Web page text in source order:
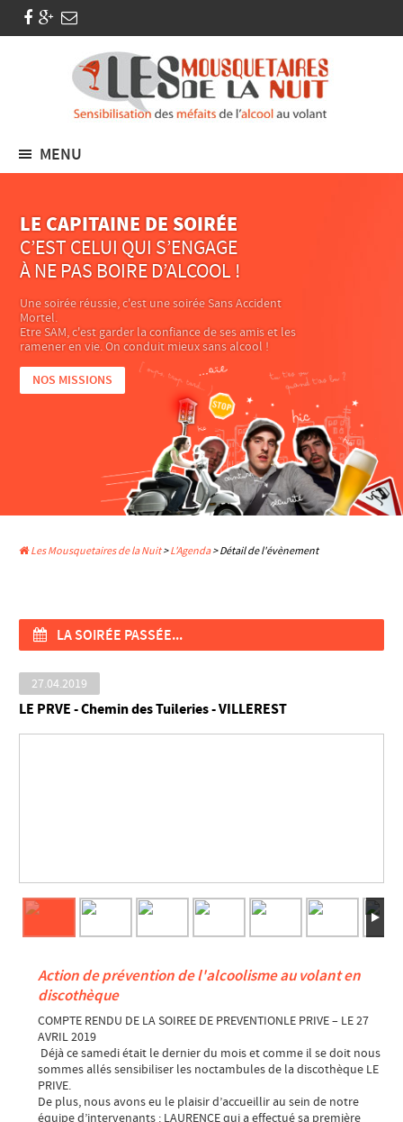
MENU
LE CAPITAINE DE SOIRÉE
C’EST CELUI QUI S’ENGAGE
À NE PAS BOIRE D’ALCOOL !
Une soirée réussie, c'est une soirée Sans Accident
Mortel.
Etre SAM, c'est garder la confiance de ses amis et les
ramener en vie. On conduit mieux sans alcool !
NOS MISSIONS
Les Mousquetaires de la Nuit>L'Agenda> Détail de l'évènement
LA SOIRÉE PASSÉE...
27.04.2019
LE PRVE - Chemin des Tuileries - VILLEREST
Action de prévention de l'alcoolisme au volant en
discothèque
COMPTE RENDU DE LA SOIREE DE PREVENTIONLE PRIVE – LE 27
AVRIL 2019
Déjà ce samedi était le dernier du mois et comme il se doit nous
sommes allés sensibiliser les noctambules de la discothèque LE
PRIVE.
De plus, nous avons eu le plaisir d’accueillir au sein de notre